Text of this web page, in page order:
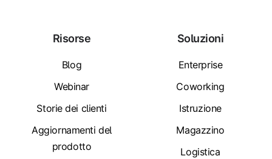
Risorse
Blog
Webinar
Storie dei clienti
Aggiornamenti del
prodotto
Soluzioni
Enterprise
Coworking
Istruzione
Magazzino
Logistica